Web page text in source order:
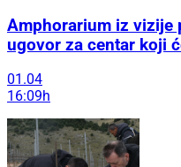
Amphorarium iz vizije
ugovor za centar koji
01.04
16:09h